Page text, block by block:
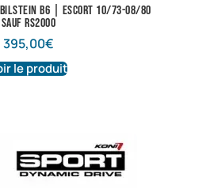
B6 | Escort 10/73-08/80
sauf RS2000
395,00€
le produit